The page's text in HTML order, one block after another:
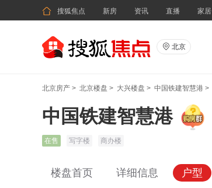
 搜狐焦点 新房 资讯 直播 家居
 北京
北京房产 > 北京楼盘 > 大兴楼盘 > 中国铁建智慧港 >
中国铁建智慧港
在售 写字楼 商办楼
楼盘首页 详细信息 户型